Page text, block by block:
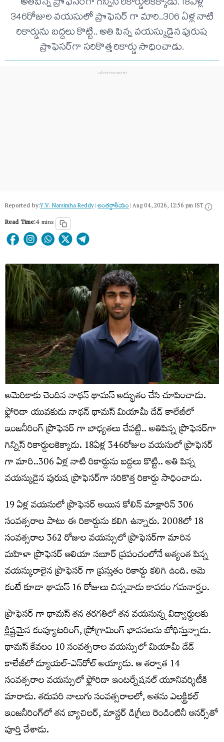
346రోజుల వయసులో ప్రొఫెసర్ గా మారి..306 ఏళ్ల నాటి
రికార్డును బద్దలు కొట్టి.. అతి పిన్న వయస్కుడైన పురుష
ప్రొఫెసర్‌గా సరికొత్త రికార్డు సాధించాడు.
Reported by:Y.V. Narsimha Reddy|అంత‌ర్జాతీయం|Aug 04, 2026, 12:56 pm IST
Read Time:4 mins
అమెరికాకు చెందిన నాథన్ థామస్ అద్భుతం చేసి చూపించాడు.
ఫ్లోరిడా యువకుడు నాథన్ థామస్ మియామీ డేడ్ కాలేజీలో
ఇంజనీరింగ్ ప్రొఫెసర్ గా బాధ్యతలు చేపట్టి.. అతిపిన్న ప్రొఫెసర్‌గా
గిన్నిస్‌ రికార్డులకెక్కాడు. 18ఏళ్ల 346రోజుల వయసులో ప్రొఫెసర్
గా మారి..306 ఏళ్ల నాటి రికార్డును బద్దలు కొట్టి.. అతి పిన్న
వయస్కుడైన పురుష ప్రొఫెసర్‌గా సరికొత్త రికార్డు సాధించాడు.
19 ఏళ్ల వయసులో ప్రొఫెసర్ అయిన కోలిన్ మాక్లారిన్ 306
సంవత్సరాల పాటు ఈ రికార్డును కలిగి ఉన్నారు. 2008లో 18
సంవత్సరాల 362 రోజుల వయస్సులో ప్రొఫెసర్‌గా మారిన
మహిళా ప్రొఫెసర్ ఆలియా సబూర్ ప్రపంచంలోనే అత్యంత పిన్న
వయస్కురాలైన ప్రొఫెసర్ గా ప్రస్తుతం రికార్డు కలిగి ఉంది. ఆమె
కంటే కూడా థామస్ 16 రోజులు చిన్నవాడు కావడం గమనార్హం.
ప్రొఫెసర్ గా థామస్ తన తరగతిలో తన వయసున్న విద్యార్ధులకు
క్లిష్టమైన కంప్యూటరింగ్, ప్రోగ్రామింగ్ భావనలను బోధిస్తున్నాడు.
థామస్ కేవలం 10 సంవత్సరాల వయస్సులో మియామీ డేడ్
కాలేజీలో డ్యూయల్-ఎన్‌రోల్ అయ్యాడు. ఆ తర్వాత 14
సంవత్సరాల వయస్సులో ఫ్లోరిడా ఇంటర్నేషనల్ యూనివర్శిటీకి
మారాడు. తదుపరి నాలుగు సంవత్సరాలలో, అతను ఎలక్ట్రికల్
ఇంజనీరింగ్‌లో తన బ్యాచిలర్, మాస్టర్ డిగ్రీలు రెండింటినీ ఆనర్స్‌తో
పూర్తి చేశాడు.